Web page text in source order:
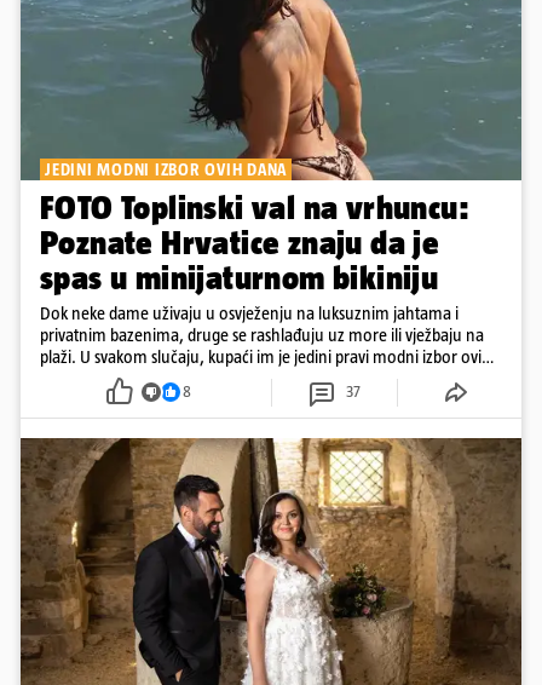
JEDINI MODNI IZBOR OVIH DANA
FOTO Toplinski val na vrhuncu:
Poznate Hrvatice znaju da je
spas u minijaturnom bikiniju
Dok neke dame uživaju u osvježenju na luksuznim jahtama i
privatnim bazenima, druge se rashlađuju uz more ili vježbaju na
plaži. U svakom slučaju, kupaći im je jedini pravi modni izbor ovih
8 37